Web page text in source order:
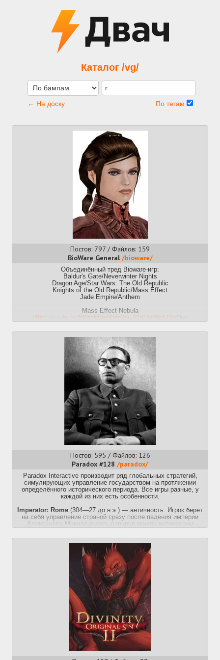
Каталог /vg/
← На доску По тегам
Постов: 797 / Файлов: 159
BioWare General/bioware/
Объединённый тред Bioware-игр:
Baldur's Gate/Neverwinter Nights
Dragon Age/Star Wars: The Old Republic
Knights of the Old Republic/Mass Effect
Jade Empire/Anthem
Mass Effect Nebula
https://youtu.be/bBzbMdw90do?si=31nLfq98gFQlxQyv
Dragon Age: The Veilguard
https://youtu.be/NdtmtuzICOI?si=1oygXoIt0saSfRvV
Официальные сайты
http://www.dragonage.com/
http://www.masseffect.com/
Вики:
Dragon Age
http://dragonage.wikia.com
Mass Effect
http://masseffect.wikia.com
Предыдущий тред: 51176368
Постов: 595 / Файлов: 126
Paradox #128 /paradox/
Paradox Interactive производит ряд глобальных стратегий,
симулирующих управление государством на протяжении
определённого исторического периода. Все игры разные, у
каждой из них есть особенности.
Imperator: Rome (304—27 до н.э.) — античность. Игрок берет
на себя управление страной сразу после падения империи
Александра Македонского, лавируя между интересами
имеет самую детально проработанную карту из всех
парахододрочилен.
(867–1453 гг.) — средневековье. Детально
проработанные религии и феодальная система. В данной игре
игрок руководит не страной как таковой, а персонажем и
династией со всеми их проблемами. Ключевую роль играют
личные навыки вашего персонажа и его взаимоотношения с
другими персонажами.
Europa Universalis 5
(1337–1821 гг.) — ренессанс и новое
время. Игрок выступает в роли серого кардинала, управляя
целым государством на выбор. За время своего правления
придётся столкнуться с загниванием феодализма,
религиозными войнами, колонизацией, империализмом и
революционной эпохой борьбы за независимость. Согласно
>>51199999 → → → является говном ебаным, а как мы